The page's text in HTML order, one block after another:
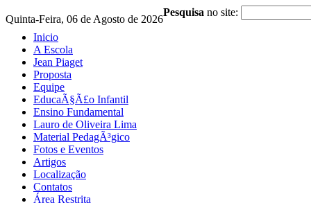
Quinta-Feira, 06 de Agosto de 2026
Pesquisa no site:
Inicio
A Escola
Jean Piaget
Proposta
Equipe
EducaÃ§Ã£o Infantil
Ensino Fundamental
Lauro de Oliveira Lima
Material PedagÃ³gico
Fotos e Eventos
Artigos
Localização
Contatos
Área Restrita